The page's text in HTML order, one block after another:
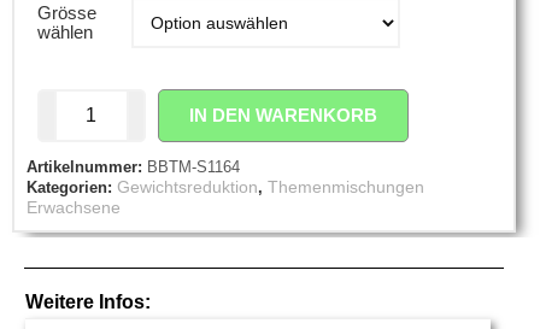
Grösse
wählen
IN DEN WARENKORB
Artikelnummer: BBTM-S1164
Kategorien: Gewichtsreduktion, Themenmischungen
Erwachsene
Weitere Infos: